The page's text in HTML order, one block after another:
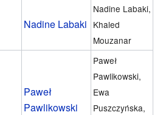
Nadine Labaki
Nadine Labaki,
Khaled
Mouzanar
Paweł
Pawlikowski
Paweł
Pawlikowski,
Ewa
Puszczyńska,